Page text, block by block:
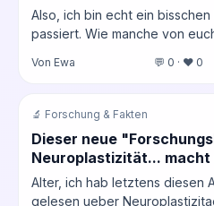
Also, ich bin echt ein
passiert. Wie manche von
Von Ewa 💬 0 · ❤️ 0
🔬 Forschung & Fakten
Dieser neue
Neuroplastizität... macht
Alter, ich hab letztens diesen
gelesen ueber